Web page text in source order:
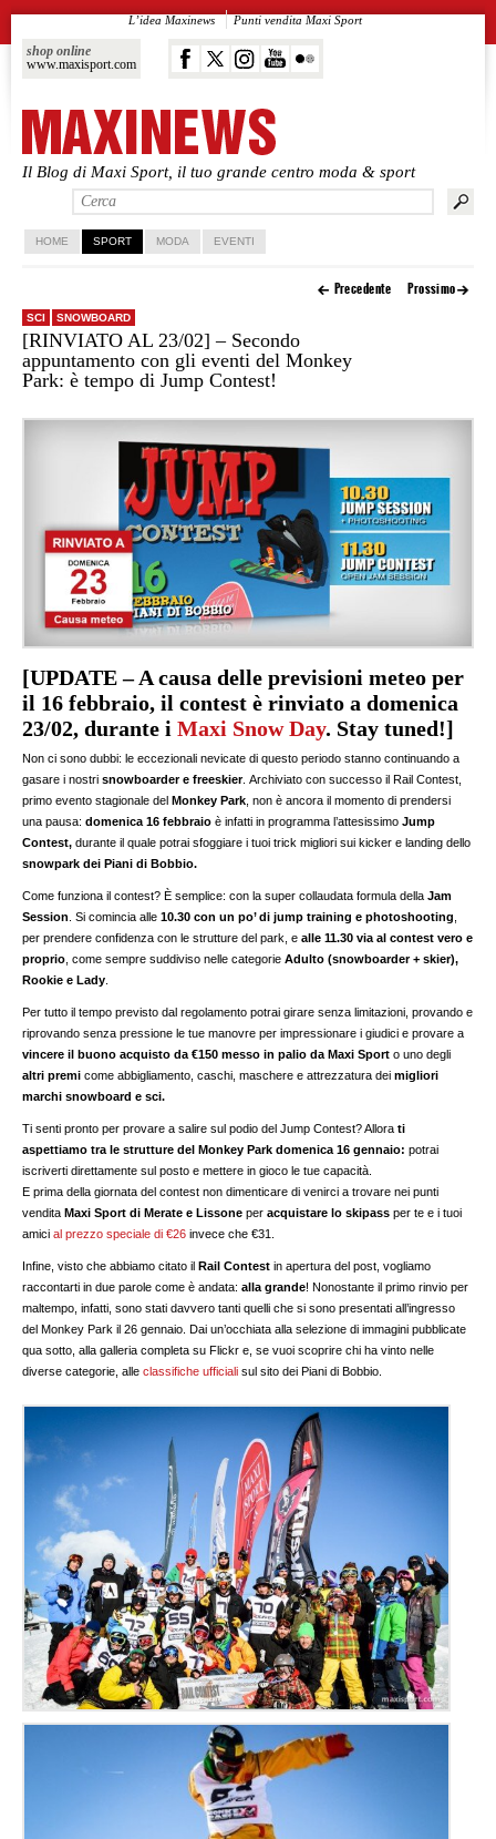
Il Blog di Maxi Sport, il tuo grande centro moda & sport
shop online
www.maxisport.com
L’idea Maxinews Punti vendita Maxi Sport
Vai al contenuto principale
Vai al contenuto secondario
HOME SPORT MODA EVENTI
Precedente Prossimo
SCI SNOWBOARD
[RINVIATO AL 23/02] – Secondo
appuntamento con gli eventi del Monkey
Park: è tempo di Jump Contest!
[UPDATE – A causa delle previsioni meteo per
il 16 febbraio, il contest è rinviato a domenica
23/02, durante iMaxi Snow Day. Stay tuned!]
Non ci sono dubbi: le eccezionali nevicate di questo periodo stanno continuando a
gasare i nostrisnowboarder e freeskier. Archiviato con successo il Rail Contest,
primo evento stagionale del Monkey Park , non è ancora il momento di prendersi
una pausa:domenica 16 febbraio è infatti in programma l’attesissimoJump
Contest, durante il quale potrai sfoggiare i tuoi trick migliori sui kicker e landing dello
snowpark dei Piani di Bobbio.
Come funziona il contest? È semplice: con la super collaudata formula della Jam
Session . Si comincia alle10.30 con un po’ di jump training e photoshooting
per prendere confidenza con le strutture del park, ealle 11.30 via al contest vero e
proprio , come sempre suddiviso nelle categorieAdulto (snowboarder + skier),
Rookie e Lady
Per tutto il tempo previsto dal regolamento potrai girare senza limitazioni, provando e
riprovando senza pressione le tue manovre per impressionare i giudici e provare a
vincere il buono acquisto da €150 messo in palio da Maxi Sport o uno degli
altri premi come abbigliamento, caschi, maschere e attrezzatura dei migliori
marchi snowboard e sci.
Ti senti pronto per provare a salire sul podio del Jump Contest? Allorati
aspettiamo tra le strutture del Monkey Park domenica 16 gennaio:potrai
iscriverti direttamente sul posto e mettere in gioco le tue capacità.
E prima della giornata del contest non dimenticare di venirci a trovare nei punti
vendita Maxi Sport di Merate e Lissone peracquistare lo skipass per te e i tuoi
amicial prezzo speciale di €26 invece che €31.
Infine, visto che abbiamo citato il Rail Contest in apertura del post, vogliamo
raccontarti in due parole come è andata:alla grande! Nonostante il primo rinvio per
maltempo, infatti, sono stati davvero tanti quelli che si sono presentati all’ingresso
del Monkey Park il 26 gennaio. Dai un’occhiata alla selezione di immagini pubblicate
qua sotto, alla galleria completa su Flickr e, se vuoi scoprire chi ha vinto nelle
diverse categorie, alleclassifiche ufficiali sul sito dei Piani di Bobbio.